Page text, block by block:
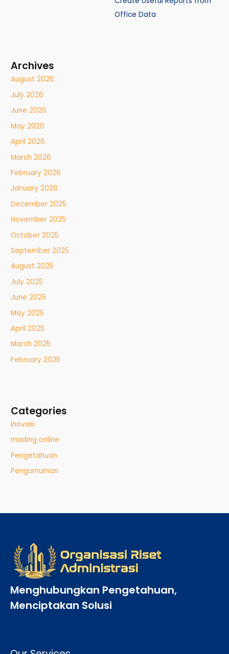
Office Data
Archives
August 2026
July 2026
June 2026
May 2026
April 2026
March 2026
February 2026
January 2026
December 2025
November 2025
October 2025
September 2025
August 2025
July 2025
June 2025
May 2025
April 2025
March 2025
February 2025
Categories
Inovasi
mading online
Pengetahuan
Pengumuman
Menghubungkan Pengetahuan,
Menciptakan Solusi